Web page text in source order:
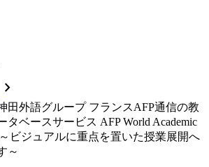
chevron_forward
田外語グループ フランスAFP通信の教
タベースサービス AFP World Academic
ビジュアルに重点を置いた授業展開へ
～